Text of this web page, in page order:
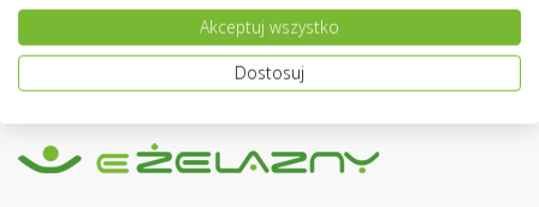
SALUS + Moduł rxwbc605
300,00 zł 450,00 zł
Akceptuj wszystko
Dostosuj